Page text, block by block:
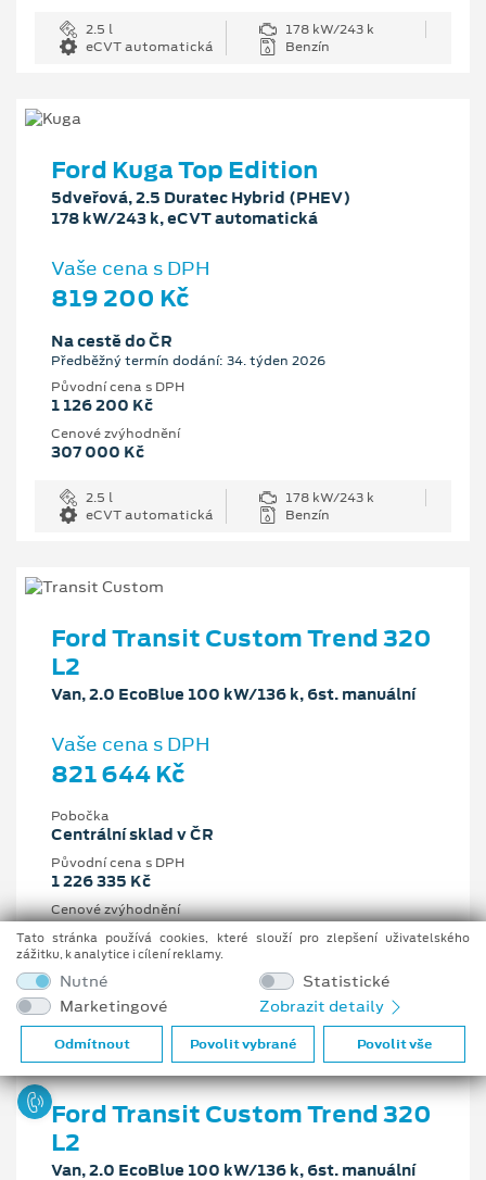
2.5 l
178 kW/243 k
eCVT automatická
Benzín
Ford Kuga Top Edition
5dveřová, 2.5 Duratec Hybrid (PHEV)
178 kW/243 k, eCVT automatická
Vaše cena s DPH
819 200 Kč
Na cestě do ČR
Předběžný termín dodání: 34. týden 2026
Původní cena s DPH
1 126 200 Kč
Cenové zvýhodnění
307 000 Kč
2.5 l
178 kW/243 k
eCVT automatická
Benzín
Ford Transit Custom Trend 320
L2
Van, 2.0 EcoBlue 100 kW/136 k, 6st. manuální
Vaše cena s DPH
821 644 Kč
Pobočka
Centrální sklad v ČR
Původní cena s DPH
1 226 335 Kč
Cenové zvýhodnění
404 691 Kč
100 kW/136 k
6st. manuální
Nafta
Ford Transit Custom Trend 320
L2
Van, 2.0 EcoBlue 100 kW/136 k, 6st. manuální
Tato stránka používá cookies, které slouží pro zlepšení uživatelského
zážitku, k analytice i cílení reklamy.
Nutné
Statistické
Marketingové
Zobrazit detaily
Odmítnout Povolit vybrané Povolit vše